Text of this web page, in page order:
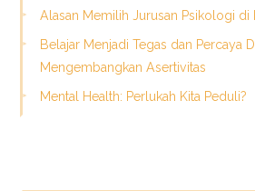
Alasan Memilih Jurusan Psikologi di
Belajar Menjadi Tegas dan Percaya
Mengembangkan Asertivitas
Mental Health: Perlukah Kita Peduli?